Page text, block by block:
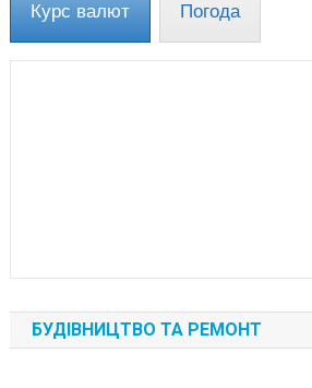
Курс валют Погода
БУДІВНИЦТВО ТА РЕМОНТ